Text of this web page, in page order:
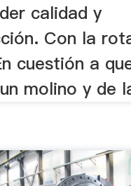
calidad y
Con la
cuestión a
molino y de